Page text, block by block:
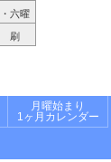
六曜
刷
月曜始まり
1ヶ月カレンダー